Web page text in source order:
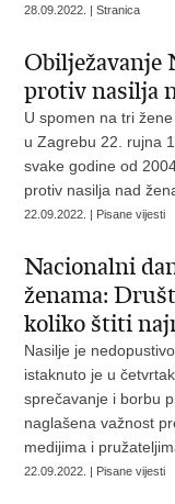
28.09.2022. | Stranica
Obilježavanje
protiv nasilja
U spomen na tri
u Zagrebu 22. rujna
svake godine od
protiv nasilja nad
22.09.2022. | Pisane vijesti
Nacionalni
ženama:
koliko štiti
Nasilje je
istaknuto je u
sprečavanje i borbu
naglašena važnost
medijima i
22.09.2022. | Pisane vijesti